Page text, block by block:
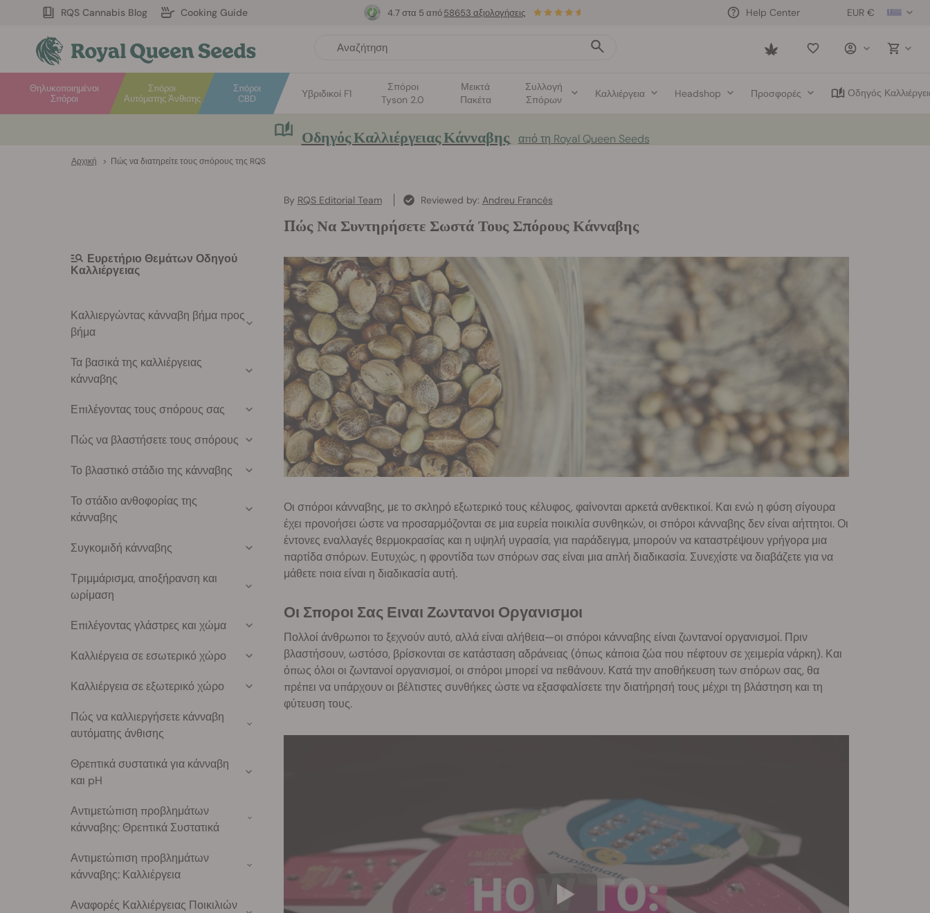
RQS Cannabis Blog Cooking Guide EUR €
Help Center
Saved
Σπόροι
Αυτόματης Άνθισης
Θηλυκοποιημένοι
Σπόροι
Σπόροι
CBD
Υβριδικοί F1
Σπόροι
Tyson 2.0
Μεικτά
Πακέτα
Συλλογή
Σπόρων
Καλλιέργεια Headshop Προσφορές Οδηγός
4.7 στα 5 από58653 αξιολογήσεις
Οδηγός Καλλιέργειας Κάνναβης από τη Royal Queen Seeds
Αρχική > Πώς να διατηρείτε τους σπόρους της RQS
By RQS Editorial Team Reviewed by: Andreu Francés
Πώς Να Συντηρήσετε Σωστά Τους Σπόρους Κάνναβης
Οι σπόροι κάνναβης, με το σκληρό εξωτερικό τους κέλυφος, φαίνονται αρκετά ανθεκτικοί. Και ενώ η φύση σίγουρα
έχει προνοήσει ώστε να προσαρμόζονται σε μια ευρεία ποικιλία συνθηκών, οι σπόροι κάνναβης δεν είναι αήττητοι. Οι
έντονες εναλλαγές θερμοκρασίας και η υψηλή υγρασία, για παράδειγμα, μπορούν να καταστρέψουν γρήγορα μια
παρτίδα σπόρων. Ευτυχώς, η φροντίδα των σπόρων σας είναι μια απλή διαδικασία. Συνεχίστε να διαβάζετε για να
μάθετε ποια είναι η διαδικασία αυτή.
Οι Σποροι Σας Ειναι Ζωντανοι Οργανισμοι
Πολλοί άνθρωποι το ξεχνούν αυτό, αλλά είναι αλήθεια—οι σπόροι κάνναβης είναι ζωντανοί οργανισμοί. Πριν
βλαστήσουν, ωστόσο, βρίσκονται σε κατάσταση αδράνειας (όπως κάποια ζώα που πέφτουν σε χειμερία νάρκη). Και
όπως όλοι οι ζωντανοί οργανισμοί, οι σπόροι μπορεί να πεθάνουν. Κατά την αποθήκευση των σπόρων σας, θα
πρέπει να υπάρχουν οι βέλτιστες συνθήκες ώστε να εξασφαλίσετε την διατήρησή τους μέχρι τη βλάστηση και τη
φύτευση τους.
Ευρετήριο Θεμάτων Οδηγού
Καλλιέργειας
Καλλιεργώντας κάνναβη βήμα προς
βήμα
Τα βασικά της καλλιέργειας
κάνναβης
Επιλέγοντας τους σπόρους σας
Πώς να βλαστήσετε τους σπόρους
Το βλαστικό στάδιο της κάνναβης
Το στάδιο ανθοφορίας της
κάνναβης
Συγκομιδή κάνναβης
Τριμμάρισμα, αποξήρανση και
ωρίμαση
Επιλέγοντας γλάστρες και χώμα
Καλλιέργεια σε εσωτερικό χώρο
Καλλιέργεια σε εξωτερικό χώρο
Πώς να καλλιεργήσετε κάνναβη
αυτόματης άνθισης
Θρεπτικά συστατικά για κάνναβη
και pH
Αντιμετώπιση προβλημάτων
κάνναβης: Θρεπτικά Συστατικά
Αντιμετώπιση προβλημάτων
κάνναβης: Καλλιέργεια
Αναφορές Καλλιέργειας Ποικιλιών